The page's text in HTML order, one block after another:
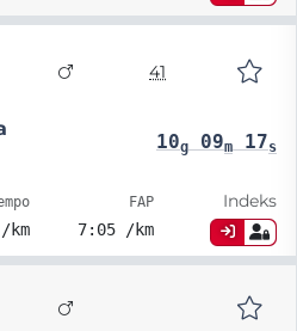
41
10g09m17s
km
FAP
7:05 /km
Indeks